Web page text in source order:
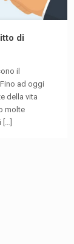
di
il
ad oggi
della vita
molte
[…]